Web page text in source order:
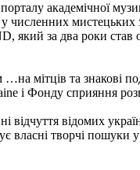
академічної
мистецьких
який за два роки став
мітців та знакові
і Фонду сприяння
відчуття відомих
власні творчі пошуки